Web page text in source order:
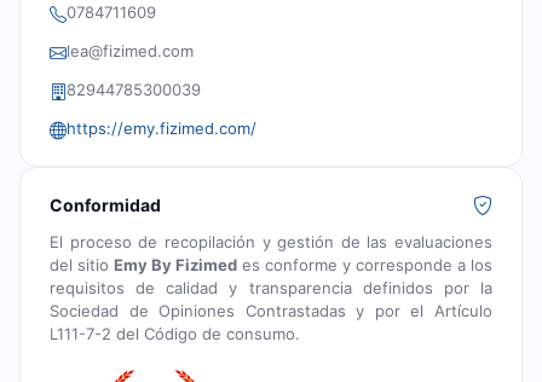
0784711609
lea@fizimed.com
82944785300039
https://emy.fizimed.com/
Conformidad
El proceso de recopilación y gestión de las evaluaciones
del sitio Emy By Fizimed es conforme y corresponde a los
requisitos de calidad y transparencia definidos por la
Sociedad de Opiniones Contrastadas y por el Artículo
L111-7-2 del Código de consumo.